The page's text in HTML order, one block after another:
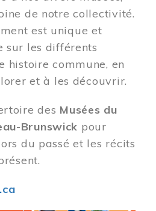
de notre collectivité.
est unique et
sur les différents
histoire commune, en
et à les découvrir.
des Musées du
Brunswick pour
du passé et les récits